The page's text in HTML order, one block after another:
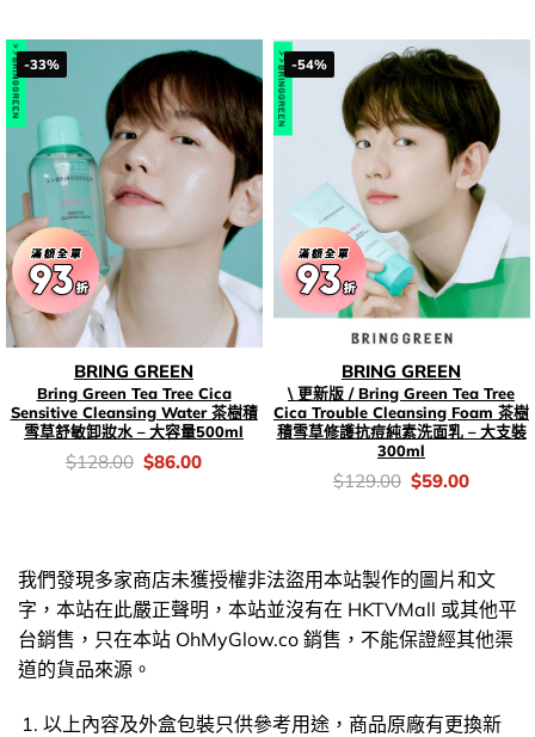
$128.00.$76.00.
-33%
BRING GREEN
Bring Green Tea Tree Cica
Sensitive Cleansing Water 茶樹積
雪草舒敏卸妝水 – 大容量500ml
價
$128.00 Original
$86.00Current
-54%
BRING GREEN
\ 更新版 / Bring Green Tea Tree
Cica Trouble Cleansing Foam 茶樹
積雪草修護抗痘純素洗面乳 – 大支裝
300ml
價
$129.00 Original
$59.00Current
我們發現多家商店未獲授權非法盜用本站製作的圖片和文
字，本站在此嚴正聲明，本站並沒有在 HKTVMall 或其他平
台銷售，只在本站 OhMyGlow.co 銷售，不能保證經其他渠
道的貨品來源。
以上內容及外盒包裝只供參考用途，商品原廠有更換新